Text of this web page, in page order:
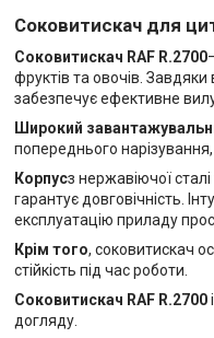
Соковитискач для
Соковитискач RAF R.2700
фруктів та овочів.
забезпечує ефективне
Широкий
попереднього
Корпусз нержавіючої
гарантує довговічність.
експлуатацію приладу
Крім того, соковитискач
стійкість під час роботи.
Соковитискач RAF R.2700
догляду.